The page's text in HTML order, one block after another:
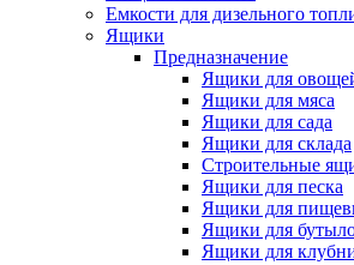
Емкости для дизельного
Ящики
Предназначение
Ящики для
Ящики для мяса
Ящики для сада
Ящики для склада
Строительные
Ящики для песка
Ящики для
Ящики для
Ящики для